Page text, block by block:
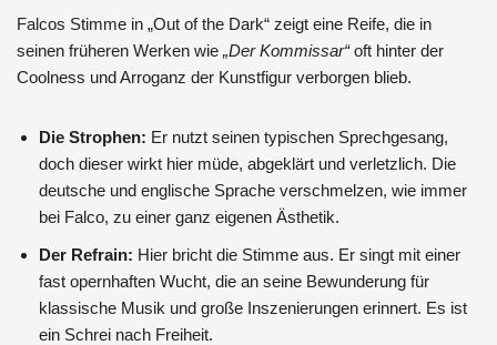
Falcos Stimme in „Out of the Dark“ zeigt eine Reife, die in
seinen früheren Werken wie „Der Kommissar“oft hinter der
Coolness und Arroganz der Kunstfigur verborgen blieb.
Die Strophen: Er nutzt seinen typischen Sprechgesang,
doch dieser wirkt hier müde, abgeklärt und verletzlich. Die
deutsche und englische Sprache verschmelzen, wie immer
bei Falco, zu einer ganz eigenen Ästhetik.
Der Refrain: Hier bricht die Stimme aus. Er singt mit einer
fast opernhaften Wucht, die an seine Bewunderung für
klassische Musik und große Inszenierungen erinnert. Es ist
ein Schrei nach Freiheit.